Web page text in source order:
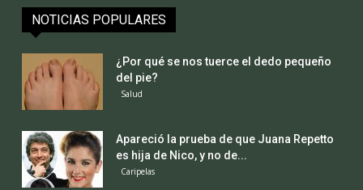
NOTICIAS POPULARES
¿Por qué se nos tuerce el dedo pequeño
del pie?
Salud
Apareció la prueba de que Juana Repetto
es hija de Nico, y no de...
Caripelas